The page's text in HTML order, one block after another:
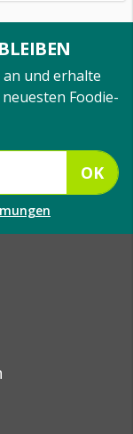
und erhalte
Foodie-
OK